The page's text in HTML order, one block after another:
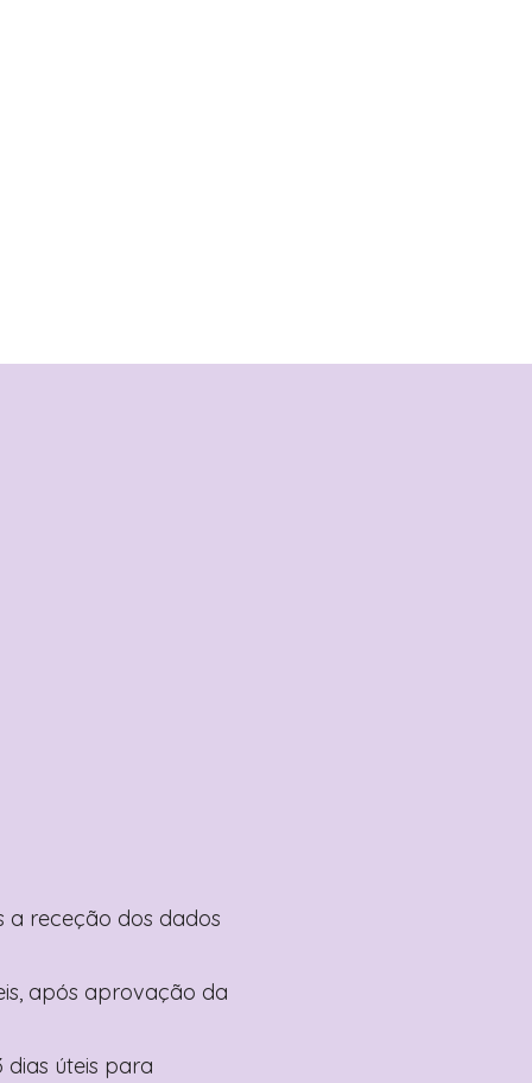
a receção dos dados
após aprovação da
dias úteis para